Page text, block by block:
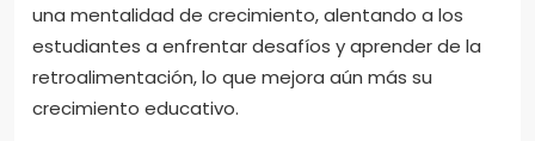
una mentalidad de crecimiento, alentando a los
estudiantes a enfrentar desafíos y aprender de la
retroalimentación, lo que mejora aún más su
crecimiento educativo.